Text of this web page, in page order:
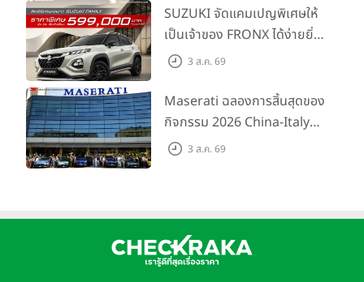
จำหน่ายอย่างเป็นทางการทั่วประเทศ ซึ่งปัจจุบันมีจำนวน 60 แห่ง
และตั้งเป้า 90 แห่งภายในปี 2568 ควบคู่กับแผนการขยายไลน์
พร้อมลุย ด้วยราคาพิเศษเริ่ม
ต้นที่ 9.49 แสนบาท
SUZUKI จัดแคมเปญพิเศษให้
เป็นเจ้าของ FRONX ได้ง่ายยิ่ง
ขึ้นสำหรับรุ่น GL ราคาพิเศษ
200 คัน พร้อมข้อเสนอสุดคุ้ม
3 ส.ค. 69
Maserati ฉลองการสิ้นสุดของ
กิจกรรม 2026 China-Italy
Grand Tour ณ สำนักงาน
3 ส.ค. 69